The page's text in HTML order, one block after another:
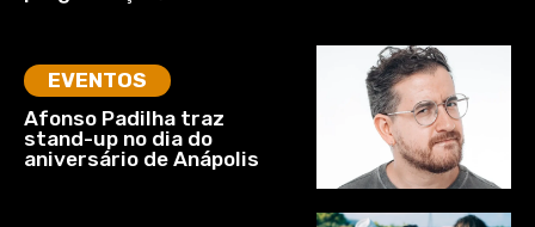
EVENTOS
Afonso Padilha traz
stand-up no dia do
aniversário de Anápolis